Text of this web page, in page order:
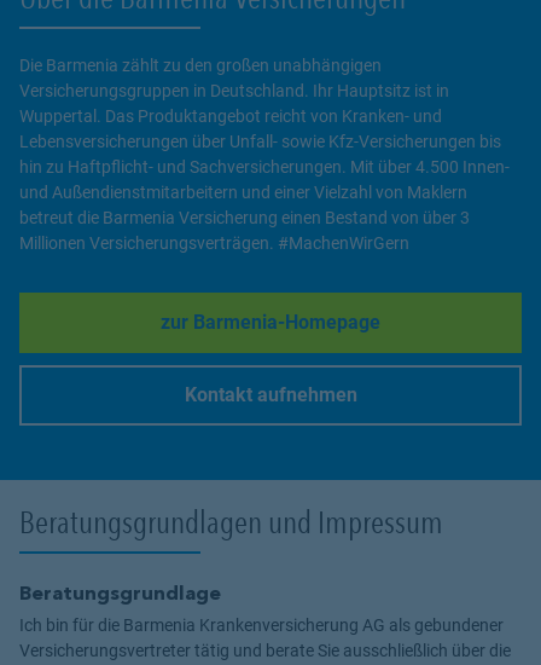
Die Barmenia zählt zu den großen unabhängigen
Versicherungsgruppen in Deutschland. Ihr Hauptsitz ist in
Wuppertal. Das Produktangebot reicht von Kranken- und
Lebensversicherungen über Unfall- sowie Kfz-Versicherungen bis
hin zu Haftpflicht- und Sachversicherungen. Mit über 4.500 Innen-
und Außendienstmitarbeitern und einer Vielzahl von Maklern
betreut die Barmenia Versicherung einen Bestand von über 3
Millionen Versicherungsverträgen. #MachenWirGern
zur Barmenia-Homepage
Link Opens in New Tab
Kontakt aufnehmen
Beratungsgrundlagen und Impressum
Beratungsgrundlage
Ich bin für die Barmenia Krankenversicherung AG als gebundener
Versicherungsvertreter tätig und berate Sie ausschließlich über die